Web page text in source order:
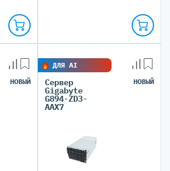
НОВЫЙ
ДЛЯ AI
Сервер
Gigabyte
G894-ZD3-
AAX7
НОВЫЙ